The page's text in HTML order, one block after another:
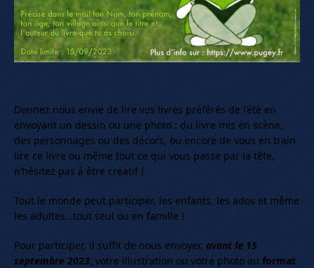
Donnez nous envie de lire vos livres préférés de l’été en
envoyant un dessin ou une photo : du livre mis en scène,
des personnages ou des décors, ou encore de vous en train
lire ce livre ou même tout ce qui vous passe par la tête,
n’hésitez pas à être créatif !
Tout le monde peut participer, les enfants, les ados et même
les adultes…tout seul ou en famille !
Pour participer, il suffit de nous envoyer, avant le 15
septembre 2023, votre illustration ou votre photo au format